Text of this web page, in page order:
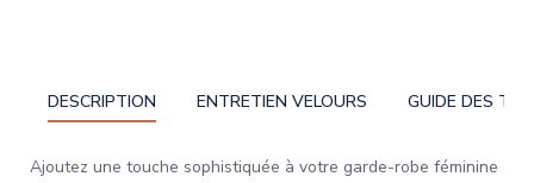
DESCRIPTION ENTRETIEN VELOURS GUIDE DES
Ajoutez une touche sophistiquée à votre garde-robe féminine